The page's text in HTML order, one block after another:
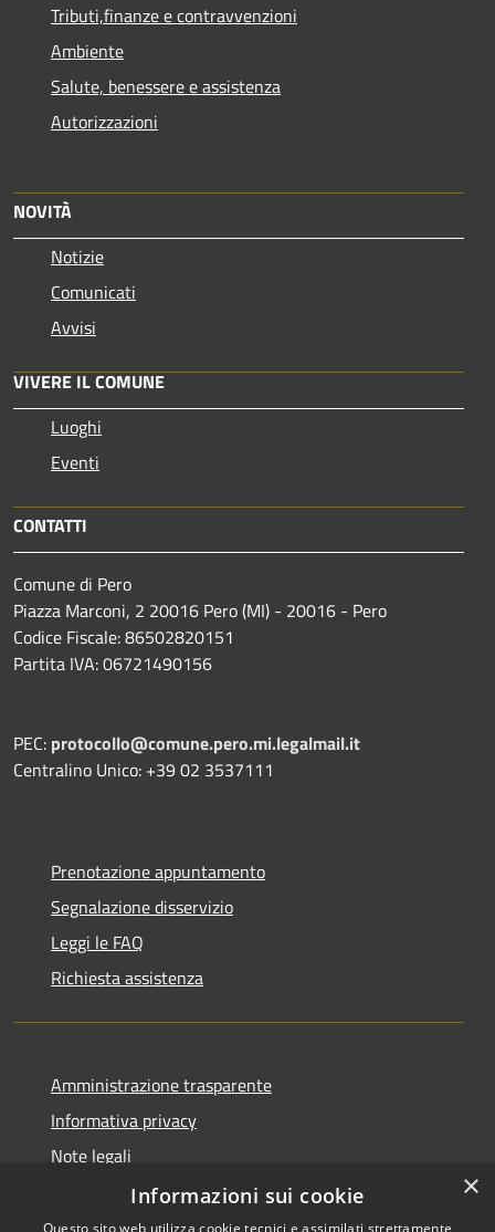
Tributi,finanze e contravvenzioni
Ambiente
Salute, benessere e assistenza
Autorizzazioni
NOVITÀ
Notizie
Comunicati
Avvisi
VIVERE IL COMUNE
Luoghi
Eventi
CONTATTI
Comune di Pero
Piazza Marconi, 2 20016 Pero (MI) - 20016 - Pero
Codice Fiscale: 86502820151
Partita IVA: 06721490156
PEC: protocollo@comune.pero.mi.legalmail.it
Centralino Unico: +39 02 3537111
Prenotazione appuntamento
Segnalazione disservizio
Leggi le FAQ
Richiesta assistenza
Amministrazione trasparente
Informativa privacy
Note legali
Dichiarazione di accessibilità
×
Informazioni sui cookie
Questo sito web utilizza cookie tecnici e assimilati strettamente